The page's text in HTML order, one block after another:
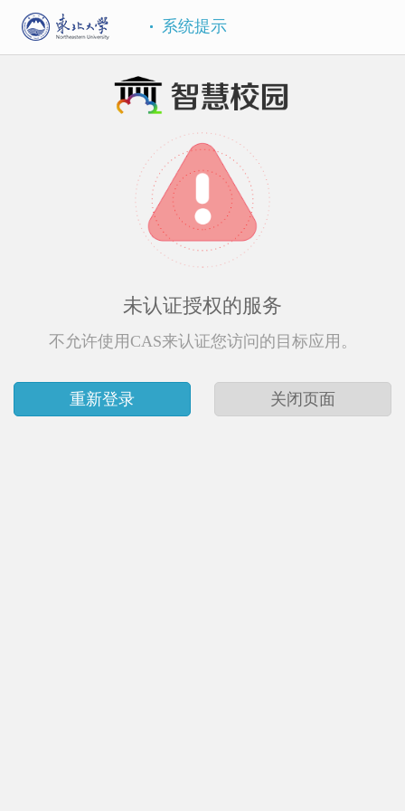
系统提示
未认证授权的服务
不允许使用CAS来认证您访问的目标应用。